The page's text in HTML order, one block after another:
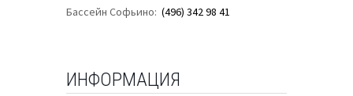
Бассейн Софьино: (496) 342 98 41
ИНФОРМАЦИЯ